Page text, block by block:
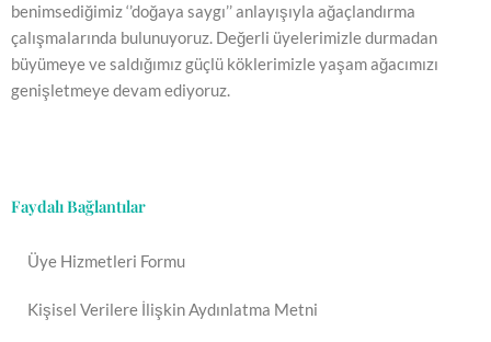
benimsediğimiz ‘’doğaya saygı’’ anlayışıyla ağaçlandırma
çalışmalarında bulunuyoruz. Değerli üyelerimizle durmadan
büyümeye ve saldığımız güçlü köklerimizle yaşam ağacımızı
genişletmeye devam ediyoruz.
Faydalı Bağlantılar
Üye Hizmetleri Formu
Kişisel Verilere İlişkin Aydınlatma Metni